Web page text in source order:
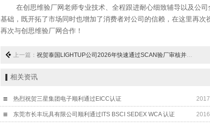
在创思维验厂网老师专业技术、全程跟进耐心细致辅导以及公司
基础，既开拓了市场同时也增加了消费者对公司的信赖，在这里再
再次与创思维验厂网合作！
上一篇： 祝贺泰国LIGHTUP公司2026年快速通过SCAN验厂审核并取得99分
相关资讯
热烈祝贺三星集团电子顺利通过EICC认证
东莞市长丰玩具有限公司顺利通过ITS BSCI SEDEX WCA 认证